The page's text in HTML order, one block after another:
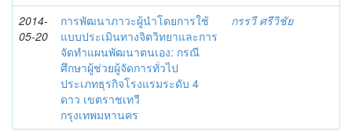
2014-
05-20
การพัฒนาภาวะผู้นำโดยการใช้
แบบประเมินทางจิตวิทยาและการ
จัดทำแผนพัฒนาตนเอง: กรณี
ศึกษาผู้ช่วยผู้จัดการทั่วไป
ประเภทธุรกิจโรงแรมระดับ 4
ดาว เขตราชเทวี
กรุงเทพมหานคร
กรรวี ศรีวิชัย